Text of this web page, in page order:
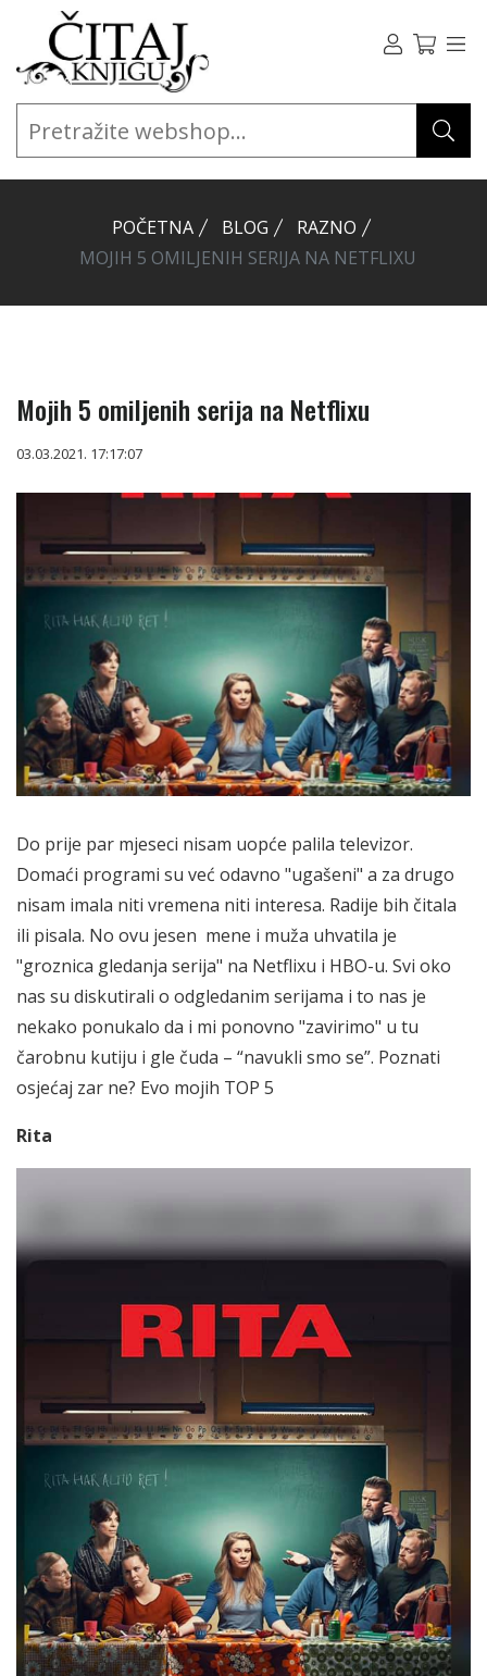
POČETNA BLOG
RAZNO
MOJIH 5 OMILJENIH SERIJA NA NETFLIXU
Mojih 5 omiljenih serija na Netflixu
03.03.2021. 17:17:07
Do prije par mjeseci nisam uopće palila televizor.
Domaći programi su već odavno "ugašeni" a za drugo
nisam imala niti vremena niti interesa. Radije bih čitala
ili pisala. No ovu jesen mene i muža uhvatila je
"groznica gledanja serija" na Netflixu i HBO-u. Svi oko
nas su diskutirali o odgledanim serijama i to nas je
nekako ponukalo da i mi ponovno "zavirimo" u tu
čarobnu kutiju i gle čuda – “navukli smo se”. Poznati
osjećaj zar ne? Evo mojih TOP 5
Rita